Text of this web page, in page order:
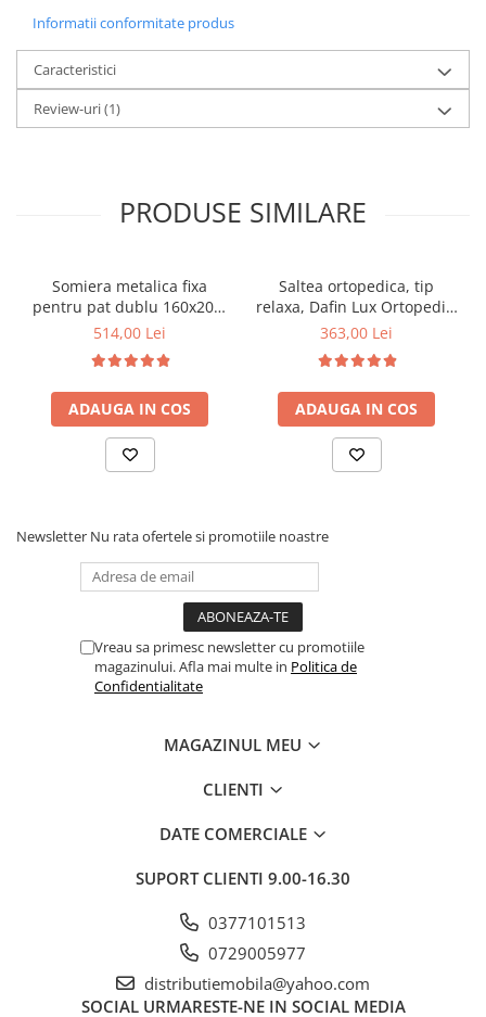
Informatii conformitate produs
Caracteristici
Review-uri(1)
PRODUSE SIMILARE
Somiera metalica fixa
pentru pat dublu 160x200,
6 picioare, 32 lamele lemn
saltea ferm, negru
514,00 Lei
ADAUGA IN COS
Saltea ortopedica, tip
relaxa, Dafin Lux Ortopedic,
90x200x21cm, fermitate
tip Bonell, fata vara-iarna,
sistem de aerisire cu
butoni, Salt Confort
363,00 Lei
ADAUGA IN COS
Newsletter Nu rata ofertele si promotiile noastre
Vreau sa primesc newsletter cu promotiile
magazinului. Afla mai multe in Politica de
Confidentialitate
MAGAZINUL MEU
CLIENTI
DATE COMERCIALE
SUPORT CLIENTI 9.00-16.30
0377101513
0729005977
distributiemobila@yahoo.com
SOCIAL URMARESTE-NE IN SOCIAL MEDIA